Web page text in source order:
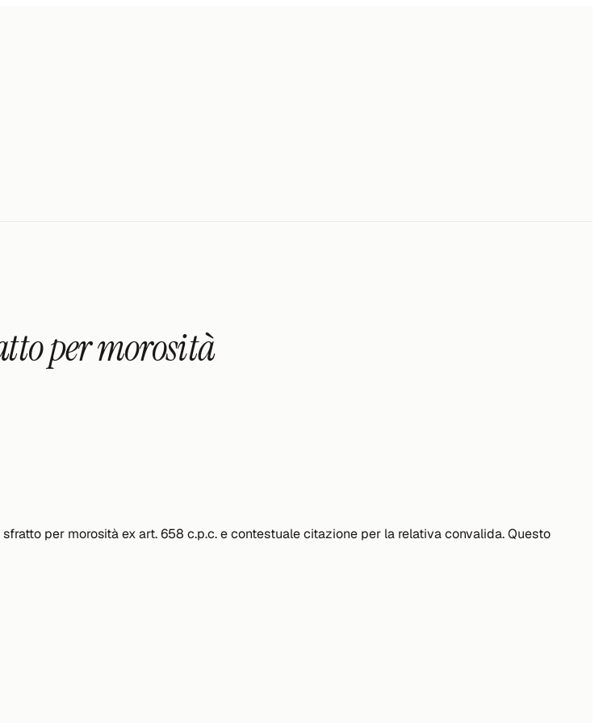
per morosità
per morosità ex art. 658 c.p.c. e contestuale citazione per la relativa convalida. Questo